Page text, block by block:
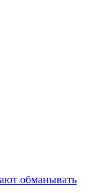
обманывать